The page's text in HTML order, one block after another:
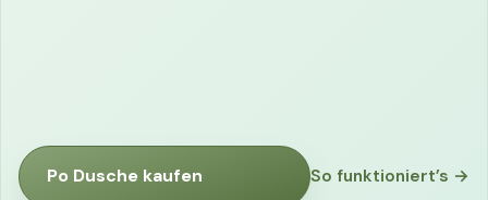
Po Dusche kaufen So funktioniert’s →